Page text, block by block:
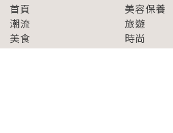
首頁
美容保養
潮流
旅遊
美食
時尚
藝能娛樂
購物